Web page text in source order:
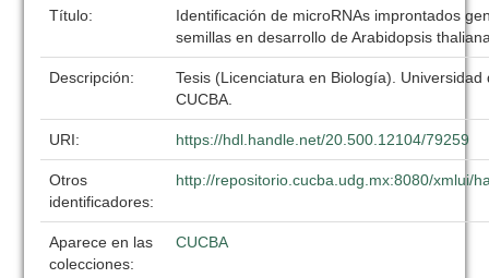
Título:
Identificación de microRNAs improntados
semillas en desarrollo de Arabidopsis
Descripción:
Tesis (Licenciatura en Biología). Universidad
CUCBA.
URI: https://hdl.handle.net/20.500.12104/79259
Otros
identificadores:
http://repositorio.cucba.udg.mx:8080/xmlui/
Aparece en las
colecciones:
CUCBA